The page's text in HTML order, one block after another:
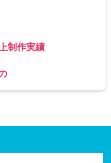
制作実績